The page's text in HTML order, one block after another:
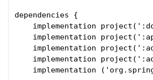
dependencies {
implementation
implementation
implementation
implementation
implementation